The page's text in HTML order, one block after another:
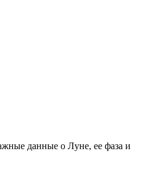
данные о Луне, ее фаза и